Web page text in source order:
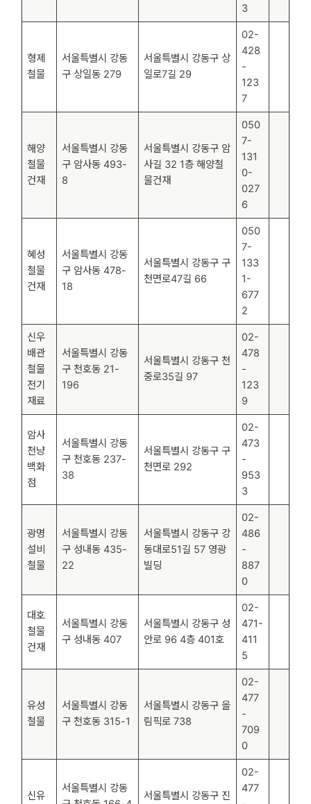
3
형제
철물
서울특별시 강동
구 상일동 279
서울특별시 강동구 상
일로7길 29
02-
428
-
123
7
해양
철물
건재
서울특별시 강동
구 암사동 493-
8
서울특별시 강동구 암
사길 32 1층 해양철
물건재
050
7-
131
0-
027
6
혜성
철물
건재
서울특별시 강동
구 암사동 478-
18
서울특별시 강동구 구
천면로47길 66
050
7-
133
1-
677
2
신우
배관
철물
전기
재료
서울특별시 강동
구 천호동 21-
196
서울특별시 강동구 천
중로35길 97
02-
478
-
123
9
암사
천냥
백화
점
서울특별시 강동
구 천호동 237-
38
서울특별시 강동구 구
천면로 292
02-
473
-
953
3
광명
설비
철물
서울특별시 강동
구 성내동 435-
22
서울특별시 강동구 강
동대로51길 57 영광
빌딩
02-
486
-
887
0
대호
철물
건재
서울특별시 강동
구 성내동 407
서울특별시 강동구 성
안로 96 4층 401호
02-
471-
411
5
유성
철물
서울특별시 강동
구 천호동 315-1
서울특별시 강동구 올
림픽로 738
02-
477
-
709
0
신유
서울특별시 강동
서울특별시 강동구 진
02-
477